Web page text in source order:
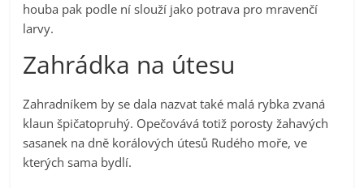
houba pak podle ní slouží jako potrava pro mravenčí
larvy.
Zahrádka na útesu
Zahradníkem by se dala nazvat také malá rybka zvaná
klaun špičatopruhý. Opečovává totiž porosty žahavých
sasanek na dně korálových útesů Rudého moře, ve
kterých sama bydlí.